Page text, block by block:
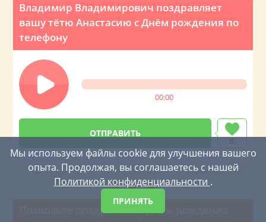
Владимир Владимирович поздравляет
вашу тётю Анастасию с Днём рождения по
телефону
00:00
Позвольте поздравить с Днём рождения
Мы используем файлы cookie для улучшения вашего
опыта. Продолжая, вы соглашаетесь с нашей
Политикой конфиденциальности .
ПРИНЯТЬ